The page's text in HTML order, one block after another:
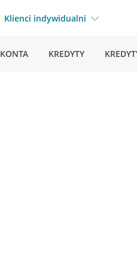
Klienci indywidualni
KONTA KREDYTY